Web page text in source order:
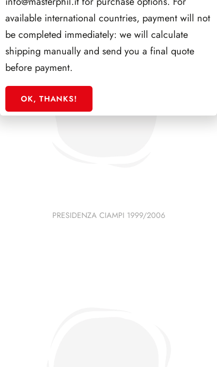
PRESIDENZA CIAMPI 1999/2006
available international countries, payment will not
be completed immediately: we will calculate
shipping manually and send you a final quote
before payment.
OK, THANKS!